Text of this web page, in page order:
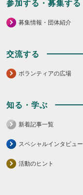
参加する・募集する
募集情報・団体紹介
交流する
ボランティアの広場
知る・学ぶ
新着記事一覧
スペシャルインタビュー
活動のヒント